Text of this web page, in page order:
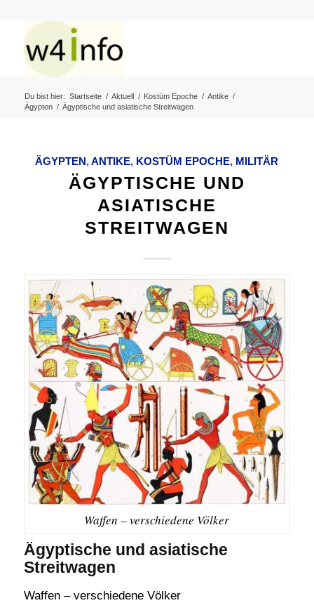
Du bist hier: Startseite / Aktuell / Kostüm Epoche / Antike /
Ägypten / Ägyptische und asiatische Streitwagen
ÄGYPTEN,ANTIKE, KOSTÜM EPOCHE, MILITÄR
ÄGYPTISCHE UND
ASIATISCHE
STREITWAGEN
Waffen – verschiedene Völker
Ägyptische und asiatische
Streitwagen
Waffen – verschiedene Völker